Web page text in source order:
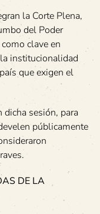
la Corte Plena,
del Poder
clave en
institucionalidad
que exigen el
dicha sesión, para
públicamente
DE LA